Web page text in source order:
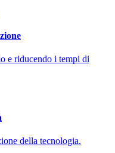
e riducendo i tempi di
della tecnologia.